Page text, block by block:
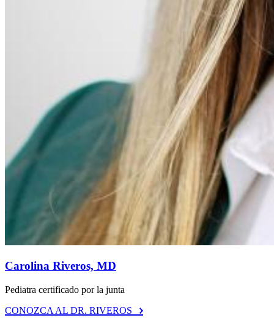
Carolina Riveros, MD
Pediatra certificado por la junta
CONOZCA AL DR. RIVEROS